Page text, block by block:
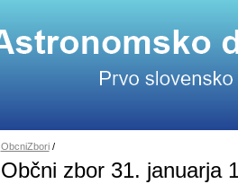
ObcniZbori/
Občni zbor 31. januarja